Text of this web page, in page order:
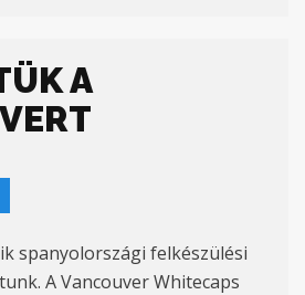
A
spanyolországi felkészülési
A Vancouver Whitecaps